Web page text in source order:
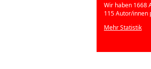
Wir haben 1668
115 Autor/innen
Mehr Statistik